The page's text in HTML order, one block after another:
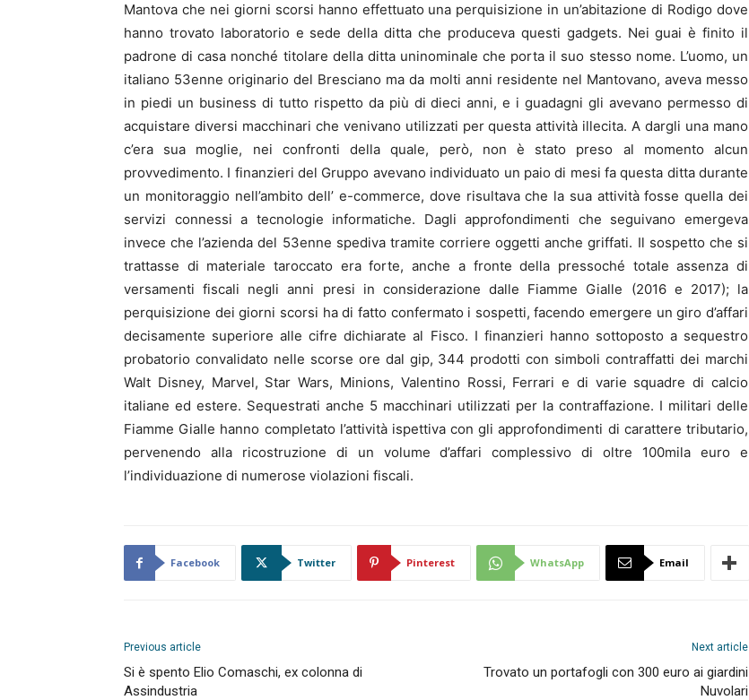
Mantova che nei giorni scorsi hanno effettuato una perquisizione in un’abitazione di Rodigo dove
hanno trovato laboratorio e sede della ditta che produceva questi gadgets. Nei guai è finito il
padrone di casa nonché titolare della ditta uninominale che porta il suo stesso nome. L’uomo, un
italiano 53enne originario del Bresciano ma da molti anni residente nel Mantovano, aveva messo
in piedi un business di tutto rispetto da più di dieci anni, e i guadagni gli avevano permesso di
acquistare diversi macchinari che venivano utilizzati per questa attività illecita. A dargli una mano
c’era sua moglie, nei confronti della quale, però, non è stato preso al momento alcun
provvedimento. I finanzieri del Gruppo avevano individuato un paio di mesi fa questa ditta durante
un monitoraggio nell’ambito dell’ e-commerce, dove risultava che la sua attività fosse quella dei
servizi connessi a tecnologie informatiche. Dagli approfondimenti che seguivano emergeva
invece che l’azienda del 53enne spediva tramite corriere oggetti anche griffati. Il sospetto che si
trattasse di materiale taroccato era forte, anche a fronte della pressoché totale assenza di
versamenti fiscali negli anni presi in considerazione dalle Fiamme Gialle (2016 e 2017); la
perquisizione dei giorni scorsi ha di fatto confermato i sospetti, facendo emergere un giro d’affari
decisamente superiore alle cifre dichiarate al Fisco. I finanzieri hanno sottoposto a sequestro
probatorio convalidato nelle scorse ore dal gip, 344 prodotti con simboli contraffatti dei marchi
Walt Disney, Marvel, Star Wars, Minions, Valentino Rossi, Ferrari e di varie squadre di calcio
italiane ed estere. Sequestrati anche 5 macchinari utilizzati per la contraffazione. I militari delle
Fiamme Gialle hanno completato l’attività ispettiva con gli approfondimenti di carattere tributario,
pervenendo alla ricostruzione di un volume d’affari complessivo di oltre 100mila euro e
l’individuazione di numerose violazioni fiscali.
Facebook Twitter Pinterest WhatsApp Email
Previous article
Si è spento Elio Comaschi, ex colonna di
Assindustria
Next article
Trovato un portafogli con 300 euro ai giardini
Nuvolari